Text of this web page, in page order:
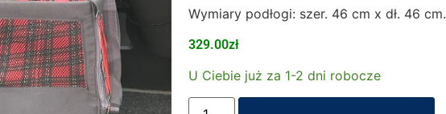
Wymiary podłogi: szer. 46 cm x dł. 46 cm.
329.00zł
U Ciebie już za 1-2 dni robocze